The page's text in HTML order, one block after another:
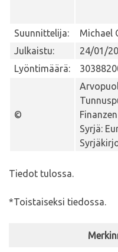
Suunnittelija:
Michael
Julkaistu:
24/01/
Lyöntimäärä:
©
Finanzen
Syrjä:
Tiedot tulossa.
*Toistaiseksi tiedossa.